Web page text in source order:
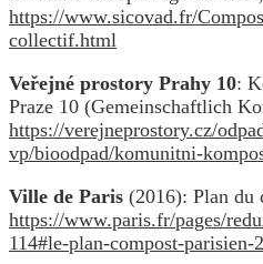
https://www.sicovad.fr/
collectif.html
Veřejné prostory Prahy 10:
Praze 10 (Gemeinschaftlich
https://verejneprostory.cz/
vp/bioodpad/komunitni-
Ville de Paris (2016): Plan du
https://www.paris.fr/pages/
114#le-plan-compost-parisien-